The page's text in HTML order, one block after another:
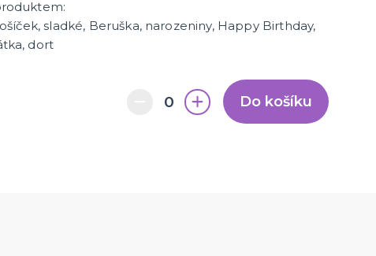
sladké, Beruška, narozeniny, Happy Birthday,
dort
Do košíku